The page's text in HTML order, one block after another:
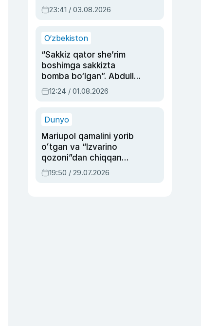
ayolga sud hukmi o‘qildi
23:41 / 03.08.2026
O‘zbekiston
“Sakkiz qator she’rim
boshimga sakkizta
bomba bo‘lgan”. Abdulla
Oripovni siyosiy
ayblovlardan asrab
12:24 / 01.08.2026
Dunyo
Mariupol qamalini yorib
oʻtgan va “Izvarino
qozoni”dan chiqqan
qahramon — Ukraina
armiyasi bosh
19:50 / 29.07.2026